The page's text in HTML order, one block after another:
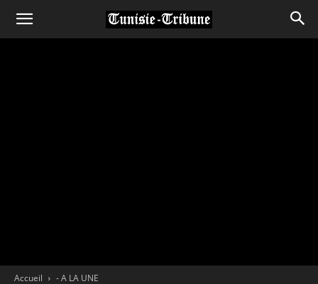
Accueil - A LA UNE